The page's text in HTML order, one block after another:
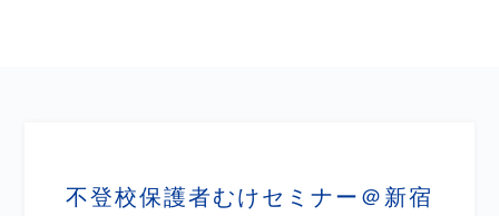
不登校保護者むけセミナー＠新宿